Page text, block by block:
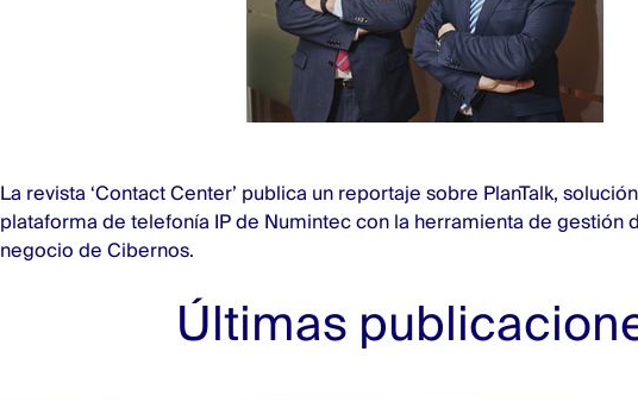
La revista ‘Contact Center’ publica un reportaje sobre PlanTalk,
plataforma de telefonía IP de Numintec con la herramienta de gestión
negocio de Cibernos.
Últimas